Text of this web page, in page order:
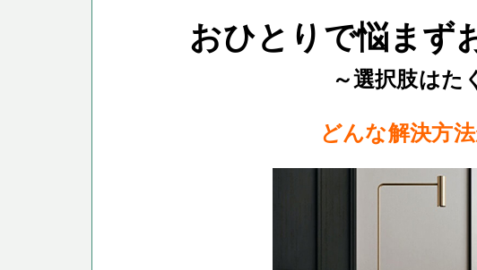
おひとりで悩まず
～選択肢はた
どんな解決方